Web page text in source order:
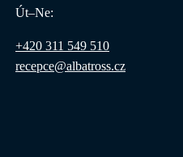
Út–Ne:
+420 311 549 510
recepce@albatross.cz